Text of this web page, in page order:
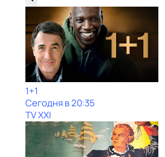
1+1
Сегодня в 20:35
TV XXI